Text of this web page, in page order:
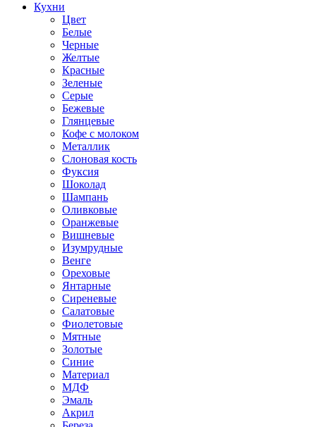
Кухни
Цвет
Белые
Черные
Желтые
Красные
Зеленые
Серые
Бежевые
Глянцевые
Кофе с молоком
Металлик
Слоновая кость
Фуксия
Шоколад
Шампань
Оливковые
Оранжевые
Вишневые
Изумрудные
Венге
Ореховые
Янтарные
Сиреневые
Салатовые
Фиолетовые
Мятные
Золотые
Синие
Материал
МДФ
Эмаль
Акрил